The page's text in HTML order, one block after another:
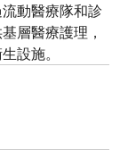
動醫療隊和診
層醫療護理，
設施。